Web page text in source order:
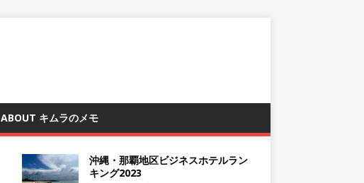
ABOUT キムラのメモ
沖縄・那覇地区ビジネスホテルラン
キング2023